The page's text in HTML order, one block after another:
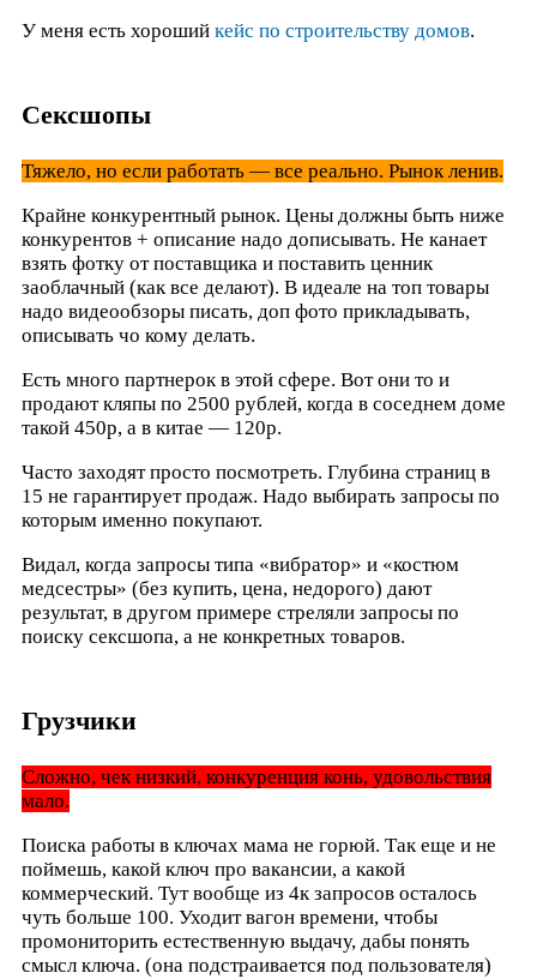
У меня есть хороший кейс по строительству домов.
Сексшопы
Тяжело, но если работать — все реально. Рынок ленив.
Крайне конкурентный рынок. Цены должны быть ниже
конкурентов + описание надо дописывать. Не канает
взять фотку от поставщика и поставить ценник
заоблачный (как все делают). В идеале на топ товары
надо видеообзоры писать, доп фото прикладывать,
описывать чо кому делать.
Есть много партнерок в этой сфере. Вот они то и
продают кляпы по 2500 рублей, когда в соседнем доме
такой 450р, а в китае — 120р.
Часто заходят просто посмотреть. Глубина страниц в
15 не гарантирует продаж. Надо выбирать запросы по
которым именно покупают.
Видал, когда запросы типа «вибратор» и «костюм
медсестры» (без купить, цена, недорого) дают
результат, в другом примере стреляли запросы по
поиску сексшопа, а не конкретных товаров.
Грузчики
Сложно, чек низкий, конкуренция конь, удовольствия
мало.
Поиска работы в ключах мама не горюй. Так еще и не
поймешь, какой ключ про вакансии, а какой
коммерческий. Тут вообще из 4к запросов осталось
чуть больше 100. Уходит вагон времени, чтобы
промониторить естественную выдачу, дабы понять
смысл ключа. (она подстраивается под пользователя)